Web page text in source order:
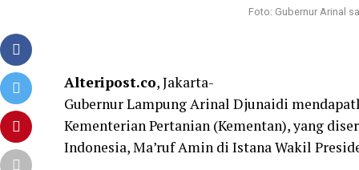
Foto: Gubernur Arinal
Alteripost.co, Jakarta-
Gubernur Lampung Arinal Djunaidi
Kementerian Pertanian (Kementan), yang
Indonesia, Ma’ruf Amin di Istana Wakil